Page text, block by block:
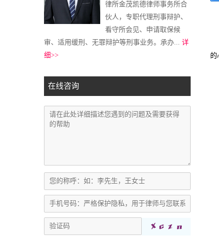
律所金茂凯德律师事务所合
伙人，专职代理刑事辩护、
看守所会见、申请取保候
审、适用缓刑、无罪辩护等刑事业务。承办... 详
细>>
在线咨询
的